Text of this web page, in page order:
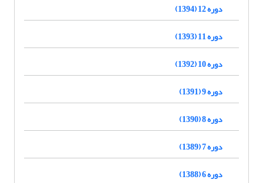
دوره 12 (1394)
دوره 11 (1393)
دوره 10 (1392)
دوره 9 (1391)
دوره 8 (1390)
دوره 7 (1389)
دوره 6 (1388)